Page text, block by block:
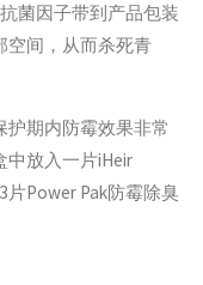
菌因子带到产品包装
空间，从而杀死青
期内防霉效果非常
中放入一片iHeir
Power Pak防霉除臭